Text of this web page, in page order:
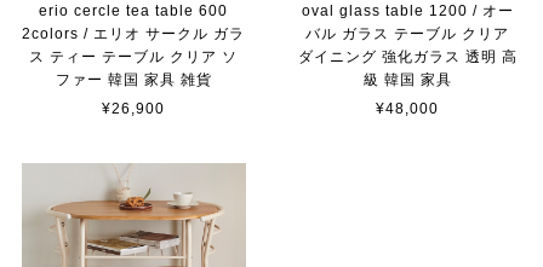
erio cercle tea table 600
2colors / エリオ サークル ガラ
ス ティー テーブル クリア ソ
ファー 韓国 家具 雑貨
¥26,900
oval glass table 1200 / オー
バル ガラス テーブル クリア
ダイニング 強化ガラス 透明 高
級 韓国 家具
¥48,000